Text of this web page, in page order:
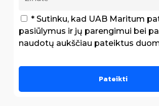
* Sutinku, kad UAB Maritum
pasiūlymus ir jų parengimui bei
naudotų aukščiau pateiktus